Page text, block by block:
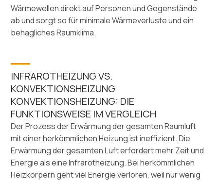
Wärmewellen direkt auf Personen und Gegenstände
ab und sorgt so für minimale Wärmeverluste und ein
behagliches Raumklima.
INFRAROTHEIZUNG VS.
KONVEKTIONSHEIZUNG
KONVEKTIONSHEIZUNG: DIE
FUNKTIONSWEISE IM VERGLEICH
Der Prozess der Erwärmung der gesamten Raumluft
mit einer herkömmlichen Heizung ist ineffizient. Die
Erwärmung der gesamten Luft erfordert mehr Zeit und
Energie als eine Infrarotheizung. Bei herkömmlichen
Heizkörpern geht viel Energie verloren, weil nur wenig